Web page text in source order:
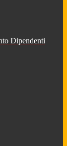
Dipendenti